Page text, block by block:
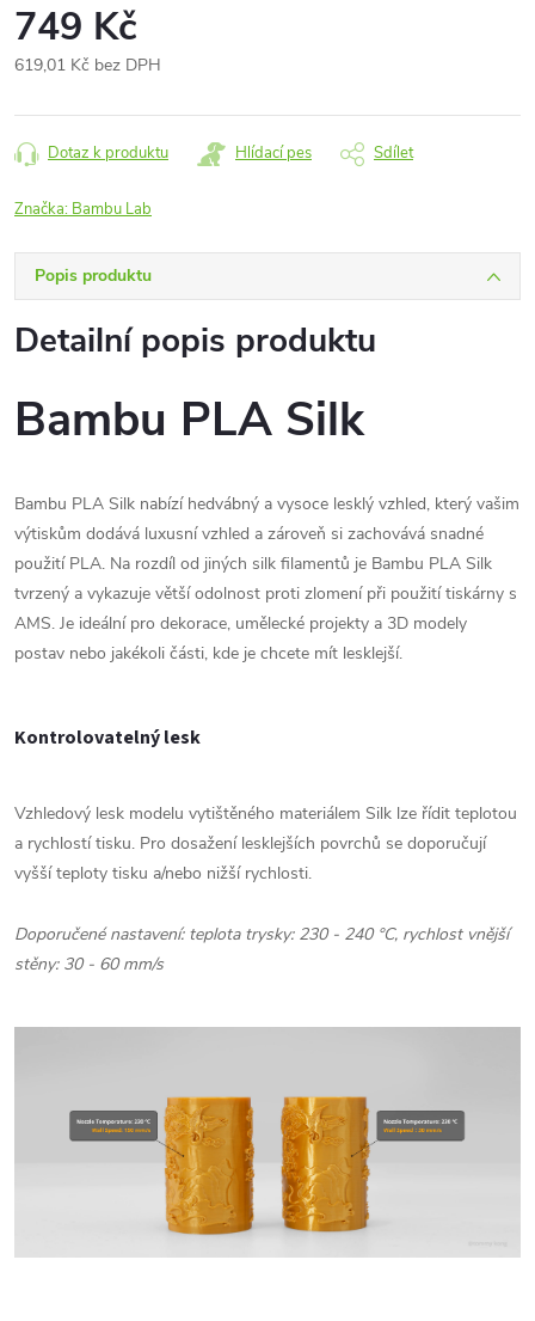
749 Kč
619,01 Kč bez DPH
cena:
Dotaz k produktu Hlídací pes Sdílet
Značka: Bambu Lab
Popis produktu
Detailní popis produktu
Bambu PLA Silk
Bambu PLA Silk nabízí hedvábný a vysoce lesklý vzhled, který vašim
výtiskům dodává luxusní vzhled a zároveň si zachovává snadné
použití PLA. Na rozdíl od jiných silk filamentů je Bambu PLA Silk
tvrzený a vykazuje větší odolnost proti zlomení při použití tiskárny s
AMS. Je ideální pro dekorace, umělecké projekty a 3D modely
postav nebo jakékoli části, kde je chcete mít lesklejší.
Kontrolovatelný lesk
Vzhledový lesk modelu vytištěného materiálem Silk lze řídit teplotou
a rychlostí tisku. Pro dosažení lesklejších povrchů se doporučují
vyšší teploty tisku a/nebo nižší rychlosti.
Doporučené nastavení: teplota trysky: 230 - 240 °C, rychlost vnější
stěny: 30 - 60 mm/s